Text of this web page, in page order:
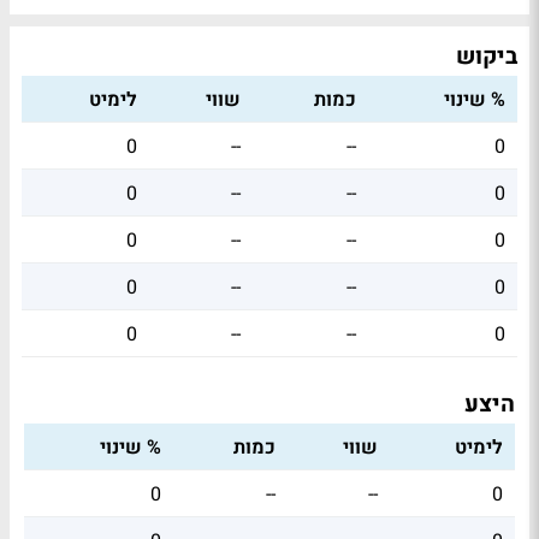
ביקוש
% שינוי כמות שווי
לימיט
0
--
--
0
0
--
--
0
0
--
--
0
0
--
--
0
0
--
--
0
היצע
לימיט שווי כמות
% שינוי
0
--
--
0